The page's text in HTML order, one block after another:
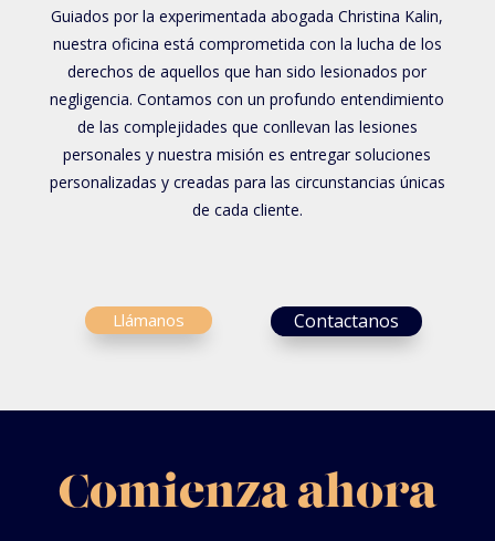
Guiados por la experimentada abogada Christina Kalin,
nuestra oficina está comprometida con la lucha de los
derechos de aquellos que han sido lesionados por
negligencia. Contamos con un profundo entendimiento
de las complejidades que conllevan las lesiones
personales y nuestra misión es entregar soluciones
personalizadas y creadas para las circunstancias únicas
de cada cliente.
Contactanos
Llámanos
Comienza ahora